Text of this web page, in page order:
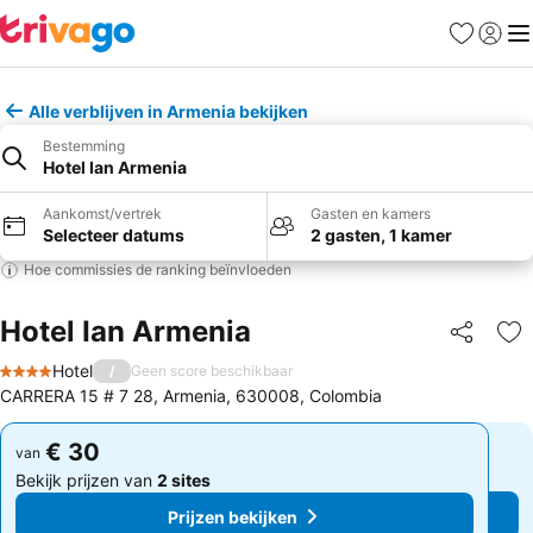
Favorieten
Alle verblijven in Armenia bekijken
Bestemming
Hotel Ian Armenia
Aankomst/vertrek
Selecteer datums
Gasten en kamers
2 gasten, 1 kamer
Hoe commissies de ranking beïnvloeden
Hotel Ian Armenia Delen
4 Sterren
Hotel / Geen score beschikbaar
CARRERA 15 # 7 28, Armenia, 630008, Colombia
van € 30
Bekijk prijzen van 2 sites
Prijzen bekijken
van € 30
Bekijk prijzen van 2 sites
Prijzen bekijken